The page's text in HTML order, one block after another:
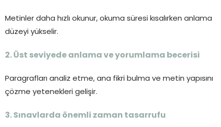
Metinler daha hızlı okunur, okuma süresi kısalırken anlama
düzeyi yükselir.
2. Üst seviyede anlama ve yorumlama becerisi
Paragrafları analiz etme, ana fikri bulma ve metin yapısını
çözme yetenekleri gelişir.
3. Sınavlarda önemli zaman tasarrufu